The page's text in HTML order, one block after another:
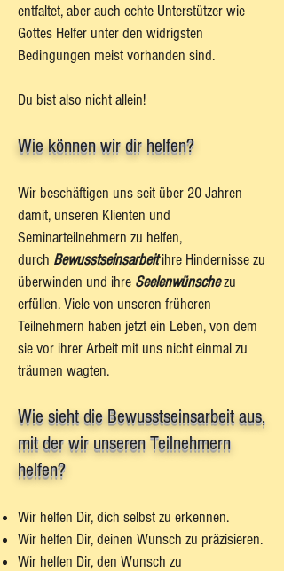
entfaltet, aber auch echte Unterstützer wie
Gottes Helfer unter den widrigsten
Bedingungen meist vorhanden sind.
Du bist also nicht allein!
Wie können wir dir helfen?
Wir beschäftigen uns seit über 20 Jahren
damit, unseren Klienten und
Seminarteilnehmern zu helfen,
durch Bewusstseinsarbeitihre Hindernisse zu
überwinden und ihre Seelenwünschezu
erfüllen. Viele von unseren früheren
Teilnehmern haben jetzt ein Leben, von dem
sie vor ihrer Arbeit mit uns nicht einmal zu
träumen wagten.
Wie sieht die Bewusstseinsarbeit aus,
mit der wir unseren Teilnehmern
helfen?
Wir helfen Dir, dich selbst zu erkennen.
Wir helfen Dir, deinen Wunsch zu präzisieren.
Wir helfen Dir, den Wunsch zu